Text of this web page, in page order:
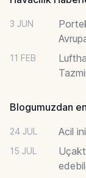
3 JUN
11 FEB
Blogumuzdan
24 JUL Acil
15 JUL